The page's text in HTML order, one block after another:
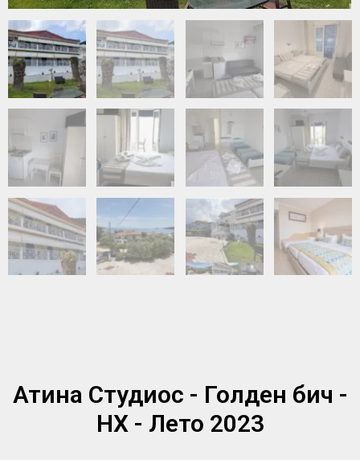
Атина Студиос - Голден бич -
НХ - Лето 2023